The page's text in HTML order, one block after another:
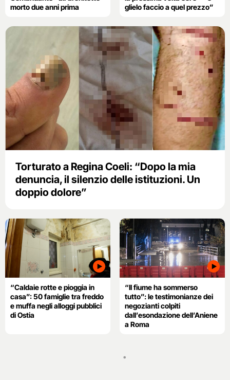
morto due anni prima
glielo faccio a quel prezzo”
Torturato a Regina Coeli: “Dopo la mia
denuncia, il silenzio delle istituzioni. Un
doppio dolore”
“Caldaie rotte e pioggia in
casa”: 50 famiglie tra freddo
e muffa negli alloggi pubblici
di Ostia
“Il fiume ha sommerso
tutto”: le testimonianze dei
negozianti colpiti
dall’esondazione dell’Aniene
a Roma